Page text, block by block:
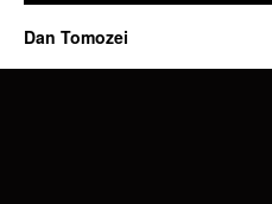
Dan Tomozei